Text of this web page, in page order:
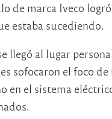
de marca Iveco
estaba sucediendo.
llegó al lugar
sofocaron el foco de
en el sistema